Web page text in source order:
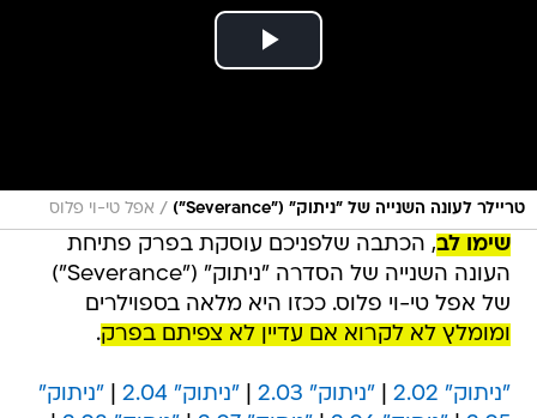
טריילר לעונה השנייה של "ניתוק" ("Severance") / אפל טי-וי פלוס
שימו לב, הכתבה שלפניכם עוסקת בפרק פתיחת
העונה השנייה של הסדרה "ניתוק" ("Severance")
של אפל טי-וי פלוס. ככזו היא מלאה בספוילרים
ומומלץ לא לקרוא אם עדיין לא צפיתם בפרק.
"ניתוק" 2.02 "ניתוק" 2.03 "ניתוק" 2.04
"ניתוק"